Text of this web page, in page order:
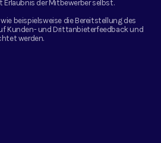
der Mitbewerber selbst.
beispielsweise die Bereitstellung des
Kunden- und Drittanbieterfeedback und
werden.